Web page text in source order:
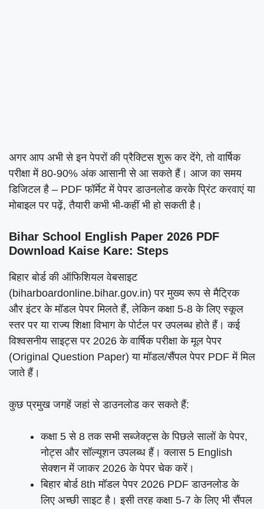
अगर आप अभी से इन पेपरों की प्रैक्टिस शुरू कर देंगे, तो वार्षिक
परीक्षा में 80-90% अंक आसानी से आ सकते हैं। आज का समय
डिजिटल है – PDF फॉर्मेट में पेपर डाउनलोड करके प्रिंट करवाएं या
मोबाइल पर पढ़ें, तैयारी कभी भी-कहीं भी हो सकती है।
Bihar School English Paper 2026 PDF
Download Kaise Kare: Steps
बिहार बोर्ड की ऑफिशियल वेबसाइट
(biharboardonline.bihar.gov.in) पर मुख्य रूप से मैट्रिक
और इंटर के मॉडल पेपर मिलते हैं, लेकिन कक्षा 5-8 के लिए स्कूल
स्तर पर या राज्य शिक्षा विभाग के पोर्टल पर उपलब्ध होते हैं। कई
विश्वसनीय साइट्स पर 2026 के वार्षिक परीक्षा के मूल पेपर
(Original Question Paper) या मॉडल/सैंपल पेपर PDF में मिल
जाते हैं।
कुछ प्रमुख जगहें जहां से डाउनलोड कर सकते हैं:
कक्षा 5 से 8 तक सभी सब्जेक्ट्स के पिछले सालों के पेपर,
नोट्स और सॉल्यूशन उपलब्ध हैं। क्लास 5 English
सेक्शन में जाकर 2026 के पेपर चेक करें।
बिहार बोर्ड 8th मॉडल पेपर 2026 PDF डाउनलोड के
लिए अच्छी साइट है। इसी तरह कक्षा 5-7 के लिए भी सैंपल